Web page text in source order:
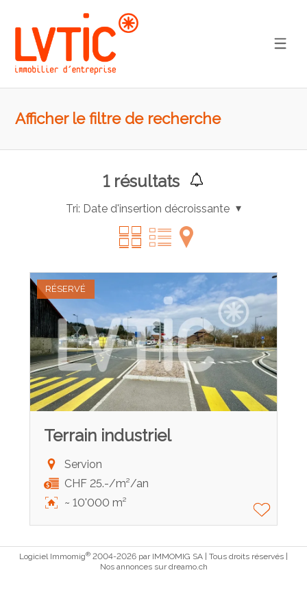
Afficher le filtre de recherche
1résultats
Tri: Date d'insertion décroissante
RÉSERVÉ
Terrain industriel
Servion
CHF 25.-/m²/an
~ 10'000 m²
Logiciel Immomig® 2004-2026 par IMMOMIG SA | Tous droits réservés |
Nos annonces surdreamo.ch